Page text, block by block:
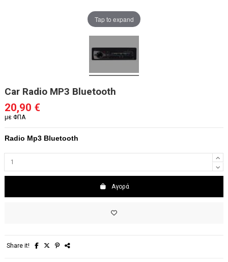
Tap to expand
Car Radio MP3 Bluetooth
20,90 €
με ΦΠΑ
Radio Mp3 Bluetooth
Αγορά
Share it!